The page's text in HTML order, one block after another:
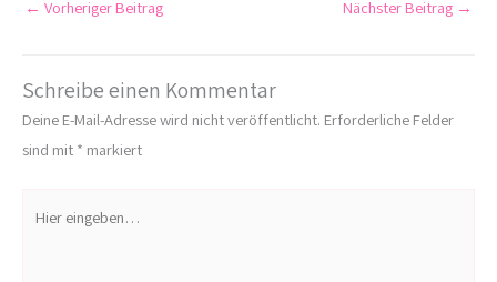
← Vorheriger Beitrag Nächster Beitrag →
Schreibe einen Kommentar
Deine E-Mail-Adresse wird nicht veröffentlicht. Erforderliche Felder
sind mit * markiert
eingeben…